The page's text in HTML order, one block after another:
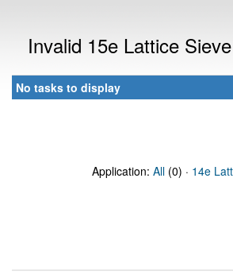
Invalid 15e Lattice
No tasks to display
Application: All (0) · 14e